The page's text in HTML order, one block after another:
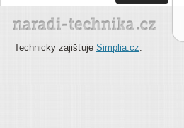
Technicky zajišťuje Simplia.cz.